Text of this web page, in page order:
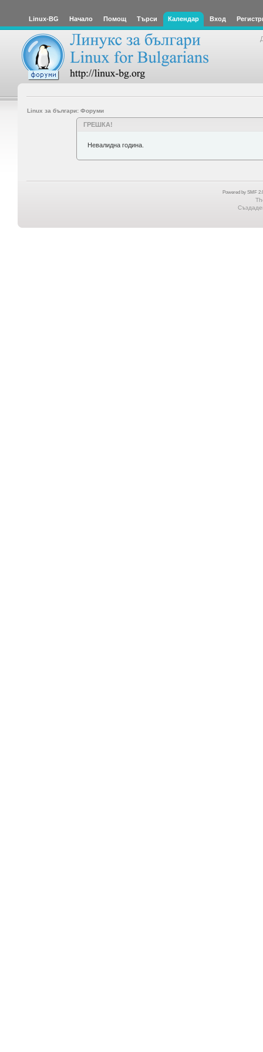
Linux-BG Начало Помощ Търси Календар Вход
Linux за българи: Форуми
ГРЕШКА!
Невалидна година.
Powered by SMF